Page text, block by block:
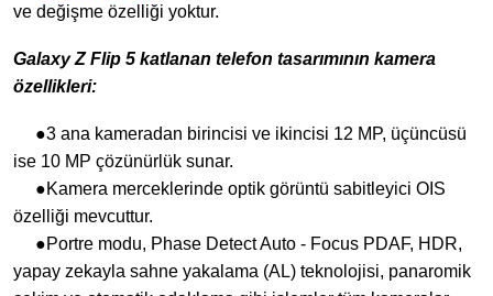
ve değişme özelliği yoktur.
Galaxy Z Flip 5 katlanan telefon tasarımının kamera
özellikleri:
●3 ana kameradan birincisi ve ikincisi 12 MP, üçüncüsü
ise 10 MP çözünürlük sunar.
●Kamera merceklerinde optik görüntü sabitleyici OIS
özelliği mevcuttur.
●Portre modu, Phase Detect Auto - Focus PDAF, HDR,
yapay zekayla sahne yakalama (AL) teknolojisi, panaromik